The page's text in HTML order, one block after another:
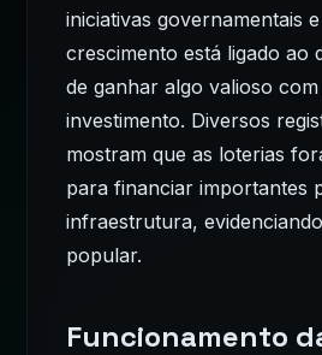
iniciativas governamentais
crescimento está ligado ao
de ganhar algo valioso
investimento. Diversos
mostram que as loterias
para financiar importantes
infraestrutura,
popular.
Funcionamento